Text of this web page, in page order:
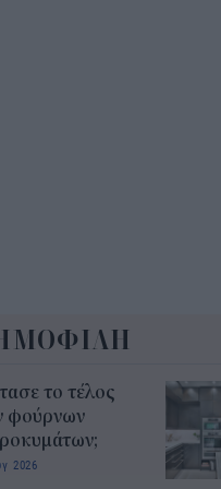
το τέλος
φούρνων
2026